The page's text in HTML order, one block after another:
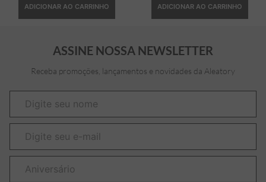
ADICIONAR AO CARRINHO ADICIONAR AO CARRINHO
ASSINE NOSSA NEWSLETTER
Receba promoções, lançamentos e novidades da Aleatory